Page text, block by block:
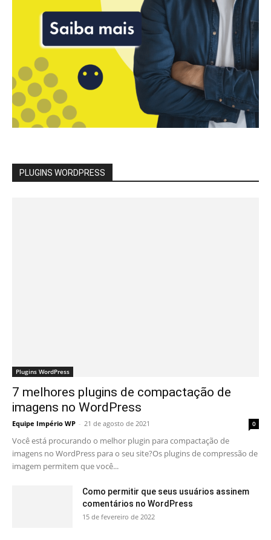
PLUGINS WORDPRESS
Plugins WordPress
7 melhores plugins de compactação de
imagens no WordPress
Equipe Império WP - 21 de agosto de 2021 0
Você está procurando o melhor plugin para compactação de
imagens no WordPress para o seu site?Os plugins de compressão de
imagem permitem que você...
Como permitir que seus usuários assinem
comentários no WordPress
15 de fevereiro de 2022